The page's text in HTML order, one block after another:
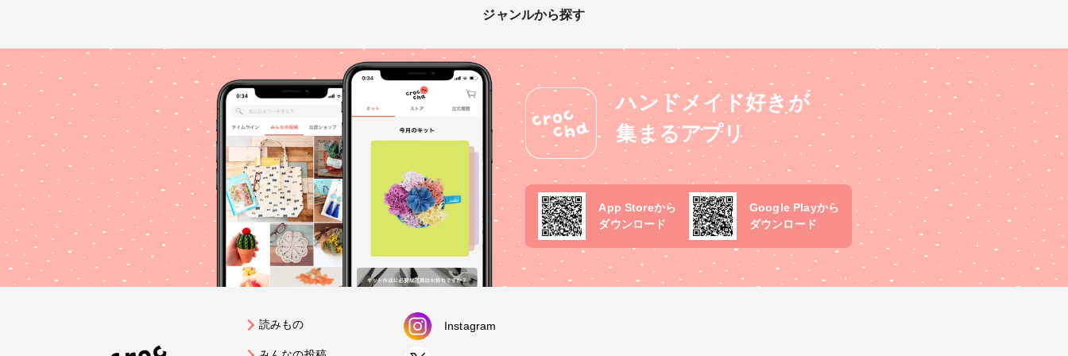
ジャンルから探す
ハンドメイド好きが
集まるアプリ
App Storeから
ダウンロード
Google Playから
ダウンロード
読みもの Instagram